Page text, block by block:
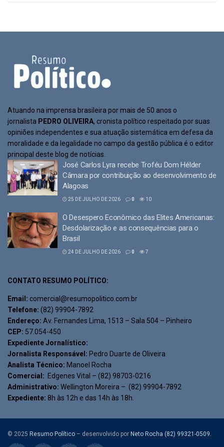
Atuando na imprensa brasileira por mais de 50 anos o
jornalista PEDRO OLIVEIRA, cronista político respeitado por suas
opiniões independentes e sua atuação sistemática em defesa da
moralidade e da legalidade no campo da gestão pública é o editor
principal deste blog de notícias.
José Carlos Lyra recebe Troféu Dom Hélder
Câmara por contribuição ao desenvolvimento de
Alagoas
25 DE JULHO DE 2026 0 10
O Desespero Econômico das Elites Americanas:
Desdolarização e as consequências para o
Brasil
24 DE JULHO DE 2026 0 7
CONTATO RESUMO POLÍTICO:
Email: comercial@resumopolitico.com.br
Telefone: (82) 99904-7892
Endereço: Av. Fernandes Lima, 1513 – Sala 504 – Pinheiro
CEP: 57.054-450
Expediente Jornalístico:
Jornalista Responsável: Pedro Duarte de Oliveira
Analista Técnico: Manoel Rocha
Comercial: Edgenes Vital – (82) 98703-0216
Administrativo: Wellington Moreira – (82) 99904-7892
Expediente: 8h às 12h e das 14h às 18h.
© 2025 Resumo Político – desenvolvido por Neto Rocha (82) 99321-0509.
Nós utilizamos cookies para garantir que você tenha a melhor